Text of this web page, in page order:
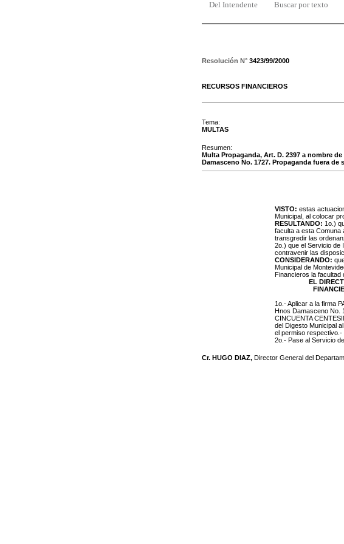
Del Intendente Buscar por texto
Resolución N° 3423/99/2000
RECURSOS FINANCIEROS
Tema:
MULTAS
Resumen:
Multa Propaganda, Art. D. 2397 a nombre de
Damasceno No. 1727. Propaganda fuera de
VISTO: estas
Municipal, al colocar
RESULTANDO: 1o.)
faculta a esta Comuna
transgredir las
2o.) que el Servicio de
contravenir las
CONSIDERANDO:
Municipal de
Financieros la facultad
EL
1o.- Aplicar a la firma
Hnos Damasceno No.
CINCUENTA
del Digesto Municipal
el permiso respectivo.-
2o.- Pase al Servicio
Cr. HUGO DIAZ, Director General del